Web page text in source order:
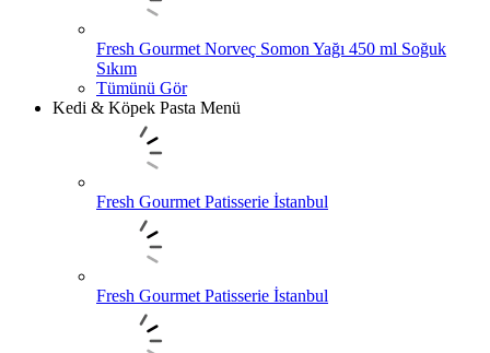
Fresh Gourmet Norveç Somon Yağı 450 ml Soğuk
Sıkım
Tümünü Gör
Kedi & Köpek Pasta Menü
Fresh Gourmet Patisserie İstanbul
Fresh Gourmet Patisserie İstanbul